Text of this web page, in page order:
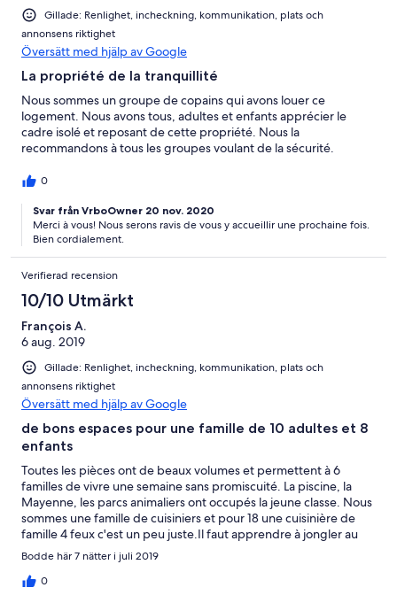
Gillade: Renlighet, incheckning, kommunikation, plats och
annonsens riktighet
Översätt med hjälp av Google
La propriété de la tranquillité
Nous sommes un groupe de copains qui avons louer ce
logement. Nous avons tous, adultes et enfants apprécier le
cadre isolé et reposant de cette propriété. Nous la
recommandons à tous les groupes voulant de la sécurité.
0
Svar från VrboOwner 20 nov. 2020
Merci à vous! Nous serons ravis de vous y accueillir une prochaine fois.
Bien cordialement.
Verifierad recension
10/10 Utmärkt
François A.
6 aug. 2019
Gillade: Renlighet, incheckning, kommunikation, plats och
annonsens riktighet
Översätt med hjälp av Google
de bons espaces pour une famille de 10 adultes et 8
enfants
Toutes les pièces ont de beaux volumes et permettent à 6
familles de vivre une semaine sans promiscuité. La piscine, la
Mayenne, les parcs animaliers ont occupés la jeune classe. Nous
sommes une famille de cuisiniers et pour 18 une cuisinière de
famille 4 feux c'est un peu juste.Il faut apprendre à jongler au
moment du service. Tout le reste est vraiment bien. un détail
encore, la douche sous pente et son lave-main, c'est un peu
juste pour appeler cela une salle de bain, mais ça dépanne.
Bodde här 7 nätter i juli 2019
0